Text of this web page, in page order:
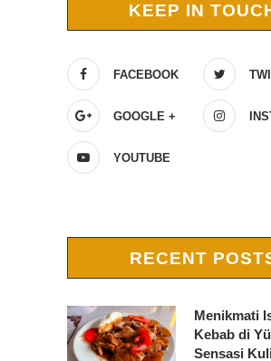
KEEP IN
FACEBOOK
GOOGLE +
YOUTUBE
RECENT
Menikmati
Kebab di
Sensasi